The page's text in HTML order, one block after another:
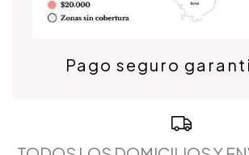
Pago seguro